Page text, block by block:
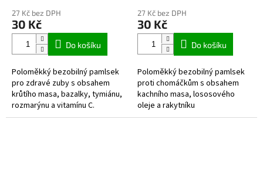
27 Kč bez DPH
30 Kč
Do košíku
Poloměkký bezobilný pamlsek
pro zdravé zuby s obsahem
krůtího masa, bazalky, tymiánu,
rozmarýnu a vitamínu C.
27 Kč bez DPH
30 Kč
Do košíku
Poloměkký bezobilný pamlsek
proti chomáčkům s obsahem
kachního masa, lososového
oleje a rakytníku